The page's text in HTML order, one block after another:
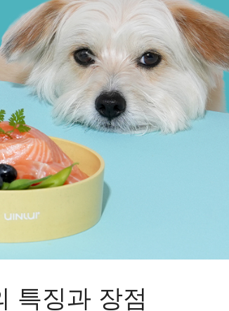
특징과 장점